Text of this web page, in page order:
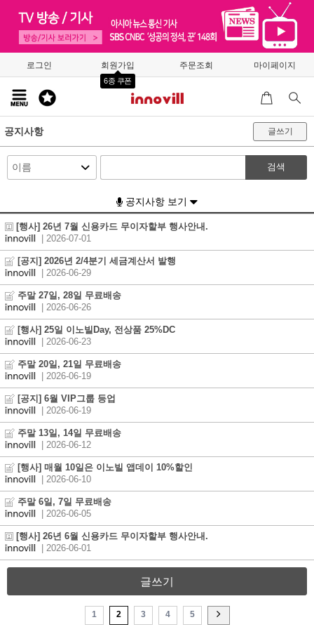
로그인 회원가입
6종 쿠폰
주문조회 마이페이지
공지사항 글쓰기
검색
공지사항 보기
[행사] 26년 7월 신용카드 무이자할부 행사안내.
| 2026-07-01
[공지] 2026년 2/4분기 세금계산서 발행
| 2026-06-29
주말 27일, 28일 무료배송
| 2026-06-26
[행사] 25일 이노빌Day, 전상품 25%DC
| 2026-06-23
주말 20일, 21일 무료배송
| 2026-06-19
[공지] 6월 VIP그룹 등업
| 2026-06-19
주말 13일, 14일 무료배송
| 2026-06-12
[행사] 매월 10일은 이노빌 앱데이 10%할인
| 2026-06-10
주말 6일, 7일 무료배송
| 2026-06-05
[행사] 26년 6월 신용카드 무이자할부 행사안내.
| 2026-06-01
글쓰기
1 2 3 4 5